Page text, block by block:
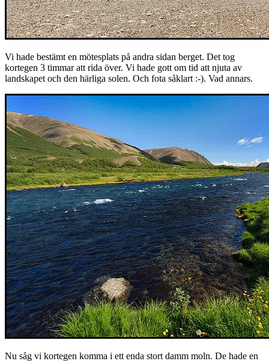
Vi hade bestämt en mötesplats på andra sidan berget. Det tog
kortegen 3 timmar att rida över. Vi hade gott om tid att njuta av
landskapet och den härliga solen. Och fota såklart :-). Vad annars.
Nu såg vi kortegen komma i ett enda stort damm moln. De hade en